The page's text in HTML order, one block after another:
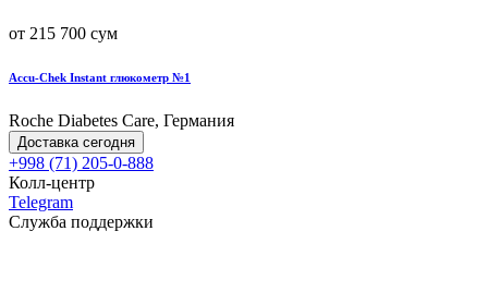
от 215 700 сум
Accu-Chek Instant глюкометр №1
Roche Diabetes Care, Германия
Доставка сегодня
+998 (71) 205-0-888
Колл-центр
Telegram
Служба поддержки